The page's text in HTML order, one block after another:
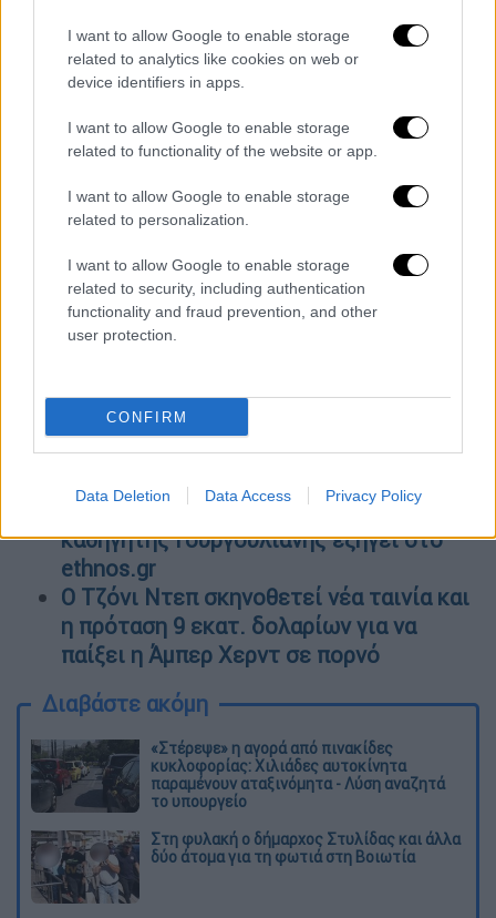
I want to allow Google to enable storage
related to analytics like cookies on web or
device identifiers in apps.
I want to allow Google to enable storage
related to functionality of the website or app.
I want to allow Google to enable storage
related to personalization.
I want to allow Google to enable storage
related to security, including authentication
functionality and fraud prevention, and other
user protection.
CONFIRM
Data Deletion Data Access Privacy Policy
και θα επανέλθει κοντά στα κανονικά για την
εποχή επίπεδα (στις περισσότερες περιοχές
η μέγιστη τιμή της στους 32 με 35 βαθμούς
Κελσίου), ενώ ο καιρός στη βόρεια Ελλάδα
και κυρίως στη Μακεδονία, θα είναι
άστατος.
ΟΛΕΣ ΟΙ ΕΙΔΗΣΕΙΣ
Έκτακτο δελτίο επιδείνωσης καιρού:
Υψηλές θερμοκρασίες για τρεις ημέρες -
Θα φτάσουν τους 41 βαθμούς
«ρουφάει» τον δημοσιονομικό χώρο – Τι
κρίνει το καλάθι της ΔΕΘ
Κορονοϊός: Μέχρι πότε θα συνεχιστεί η
υψηλή μεταδοτικότητα - Το προφίλ των
ανθρώπων που καταλήγουν - Ο
καθηγητής Γουργουλιάνης εξηγεί στο
ethnos.gr
Ο Τζόνι Ντεπ σκηνοθετεί νέα ταινία και
η πρόταση 9 εκατ. δολαρίων για να
παίξει η Άμπερ Χερντ σε πορνό
Διαβάστε ακόμη
«Στέρεψε» η αγορά από πινακίδες
κυκλοφορίας: Χιλιάδες αυτοκίνητα
παραμένουν αταξινόμητα - Λύση αναζητά
το υπουργείο
Στη φυλακή ο δήμαρχος Στυλίδας και άλλα
δύο άτομα για τη φωτιά στη Βοιωτία